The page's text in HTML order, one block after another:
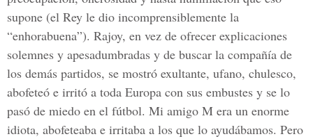
supone (el Rey le dio incomprensiblemente la
“enhorabuena”). Rajoy, en vez de ofrecer explicaciones
solemnes y apesadumbradas y de buscar la compañía de
los demás partidos, se mostró exultante, ufano, chulesco,
abofeteó e irritó a toda Europa con sus embustes y se lo
pasó de miedo en el fútbol. Mi amigo M era un enorme
idiota, abofeteaba e irritaba a los que lo ayudábamos. Pero